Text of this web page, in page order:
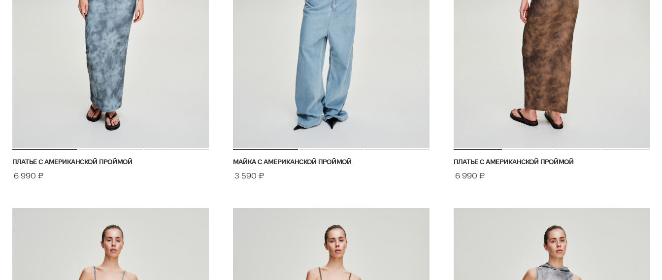
ПЛАТЬЕ С АМЕРИКАНСКОЙ ПРОЙМОЙ
6 990 ₽
МАЙКА С АМЕРИКАНСКОЙ ПРОЙМОЙ
3 590 ₽
ПЛАТЬЕ С АМЕРИКАНСКОЙ ПРОЙМОЙ
6 990 ₽